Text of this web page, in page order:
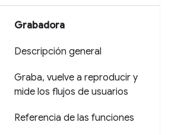
Grabadora
Descripción general
Graba, vuelve a reproducir y
mide los flujos de usuarios
Referencia de las funciones